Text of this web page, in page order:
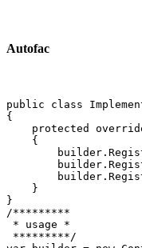
Autofac
public class
{
protected
    {
    }
}
/*********
* usage *
*********/